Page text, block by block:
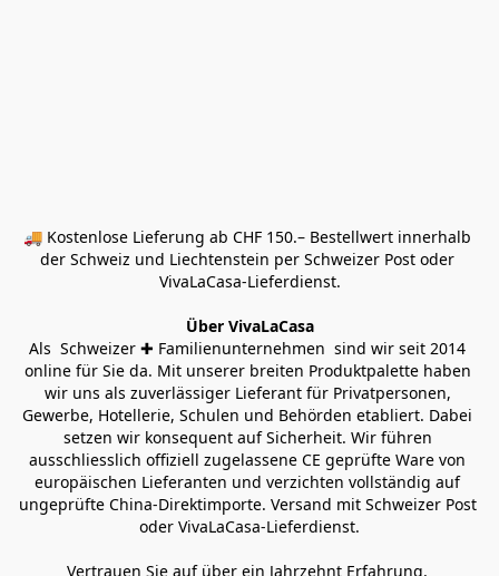
🚚 Kostenlose Lieferung ab CHF 150.– Bestellwert innerhalb
der Schweiz und Liechtenstein per Schweizer Post oder
VivaLaCasa-Lieferdienst.
Über VivaLaCasa
Als  Schweizer ✚ Familienunternehmen  sind wir seit 2014
online für Sie da. Mit unserer breiten Produktpalette haben
wir uns als zuverlässiger Lieferant für Privatpersonen,
Gewerbe, Hotellerie, Schulen und Behörden etabliert. Dabei
setzen wir konsequent auf Sicherheit. Wir führen
ausschliesslich offiziell zugelassene CE geprüfte Ware von
europäischen Lieferanten und verzichten vollständig auf
ungeprüfte China-Direktimporte. Versand mit Schweizer Post
oder VivaLaCasa-Lieferdienst.
Vertrauen Sie auf über ein Jahrzehnt Erfahrung,